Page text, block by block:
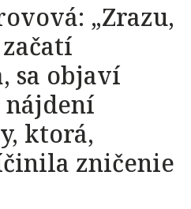
„Zrazu,
sa objaví
ktorá,
zničenie